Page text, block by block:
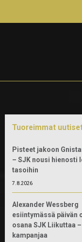
Tuoreimmat
Pisteet jakoon
– SJK nousi hienosti
tasoihin
7.8.2026
Alexander Wessberg
esiintymässä päivän
osana SJK Liikuttaa –
kampanjaa